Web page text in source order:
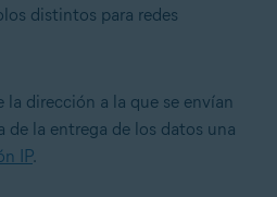
distintos para redes
la dirección a la que se envían
de la entrega de los datos una
IP.